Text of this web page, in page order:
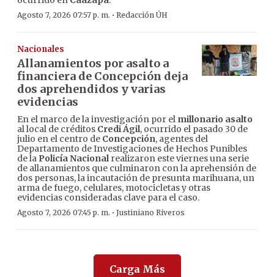
Agosto 7, 2026 07:57 p. m. · Redacción ÚH
Nacionales
Allanamientos por asalto a
financiera de Concepción deja
dos aprehendidos y varias
evidencias
En el marco de la investigación por el millonario asalto
al local de créditos Credi Ágil, ocurrido el pasado 30 de
julio en el centro de Concepción, agentes del
Departamento de Investigaciones de Hechos Punibles
de la Policía Nacionalrealizaron este viernes una serie
de allanamientos que culminaron con la aprehensión de
dos personas, la incautación de presunta marihuana, un
arma de fuego, celulares, motocicletas y otras
evidencias consideradas clave para el caso.
Agosto 7, 2026 07:45 p. m. · Justiniano Riveros
Carga Más